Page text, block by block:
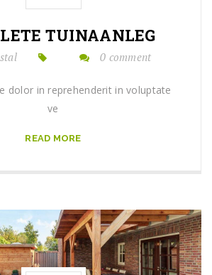
TUINAANLEG
0 comment
dolor in reprehenderit in voluptate
ve
READ MORE